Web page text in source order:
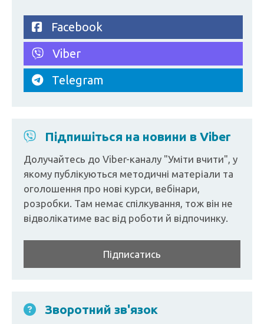
Facebook
Viber
Telegram
Підпишіться на новини в Viber
Долучайтесь до Viber-каналу "Уміти вчити", у
якому публікуються методичні матеріали та
оголошення про нові курси, вебінари,
розробки. Там немає спілкування, тож він не
відволікатиме вас від роботи й відпочинку.
Підписатись
Зворотний зв'язок